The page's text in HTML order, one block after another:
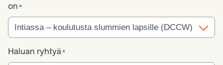
on*
Haluan ryhtyä*